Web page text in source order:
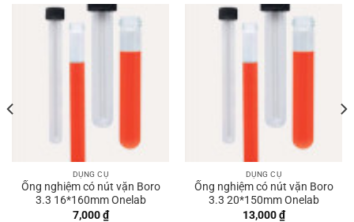
DỤNG CỤ
Ống nghiệm có nút vặn Boro
3.3 16*160mm Onelab
7,000₫
DỤNG CỤ
Ống nghiệm có nút vặn Boro
3.3 20*150mm Onelab
13,000₫